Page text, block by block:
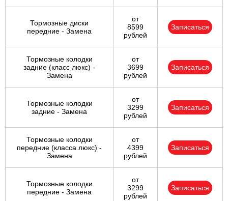
Тормозные диски
передние - Замена
от
8599
рублей
Записаться
Тормозные колодки
задние (класс люкс) -
Замена
от
3699
рублей
Записаться
Тормозные колодки
задние - Замена
от
3299
рублей
Записаться
Тормозные колодки
передние (класса люкс) -
Замена
от
4399
рублей
Записаться
Тормозные колодки
передние - Замена
от
3299
рублей
Записаться